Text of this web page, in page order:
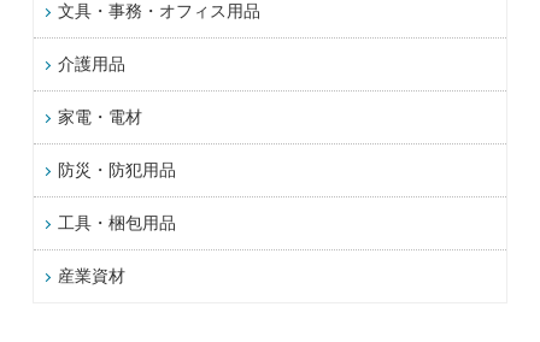
文具・事務・オフィス用品
介護用品
家電・電材
防災・防犯用品
工具・梱包用品
産業資材